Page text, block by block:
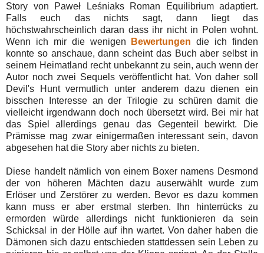
Story von Paweł Leśniaks Roman Equilibrium adaptiert.
Falls euch das nichts sagt, dann liegt das
höchstwahrscheinlich daran dass ihr nicht in Polen wohnt.
Wenn ich mir die wenigen
Bewertungen die ich finden
konnte so anschaue, dann scheint das Buch aber selbst in
seinem Heimatland recht unbekannt zu sein, auch wenn der
Autor noch zwei Sequels veröffentlicht hat. Von daher soll
Devil's Hunt vermutlich unter anderem dazu dienen ein
bisschen Interesse an der Trilogie zu schüren damit die
vielleicht irgendwann doch noch übersetzt wird. Bei mir hat
das Spiel allerdings genau das Gegenteil bewirkt. Die
Prämisse mag zwar einigermaßen interessant sein, davon
abgesehen hat die Story aber nichts zu bieten.
Diese handelt nämlich von einem Boxer namens Desmond
der von höheren Mächten dazu auserwählt wurde zum
Erlöser und Zerstörer zu werden. Bevor es dazu kommen
kann muss er aber erstmal sterben. Ihn hinterrücks zu
ermorden würde allerdings nicht funktionieren da sein
Schicksal in der Hölle auf ihn wartet. Von daher haben die
Dämonen sich dazu entschieden stattdessen sein Leben zu